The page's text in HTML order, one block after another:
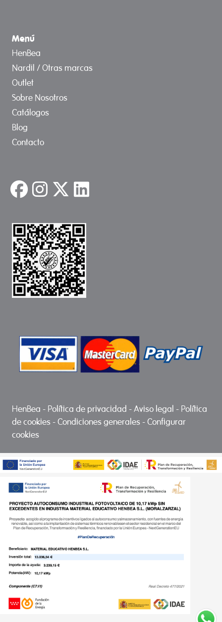
Menú
HenBea
Nardil / Otras marcas
Outlet
Sobre Nosotros
Catálogos
Blog
Contacto
HenBea - Política de privacidad -Aviso legal - Política
de cookies -Condiciones generales -Configurar
cookies